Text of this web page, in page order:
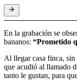
En la grabación se
bananos: “Prometido
Al llegar casa finca, sin
que acudió al llamado
tanto le gustan, para